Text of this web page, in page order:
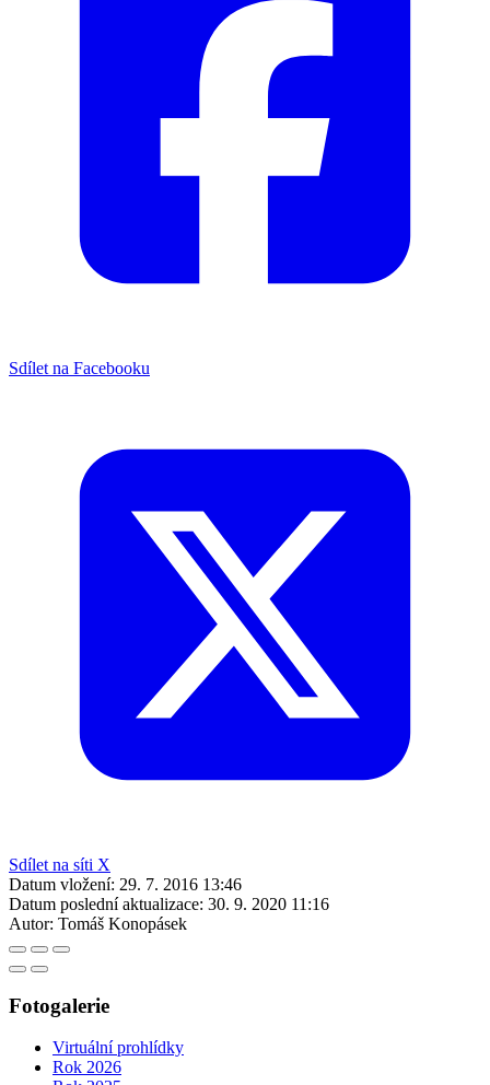
Sdílet na Facebooku
Sdílet na síti X
Datum vložení: 29. 7. 2016 13:46
Datum poslední aktualizace: 30. 9. 2020 11:16
Autor: Tomáš Konopásek
Fotogalerie
Virtuální prohlídky
Rok 2026